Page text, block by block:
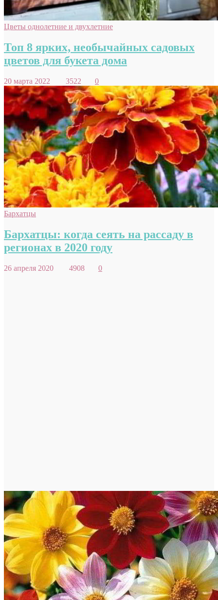
Цветы однолетние и двухлетние
Топ 8 ярких, необычайных садовых
цветов для букета дома
20 марта 2022 3522 0
Бархатцы
Бархатцы: когда сеять на рассаду в
регионах в 2020 году
26 апреля 2020 4908 0